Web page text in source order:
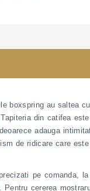
au saltea
din catifea
adauga
de ridicare care
pe comanda,
cererea